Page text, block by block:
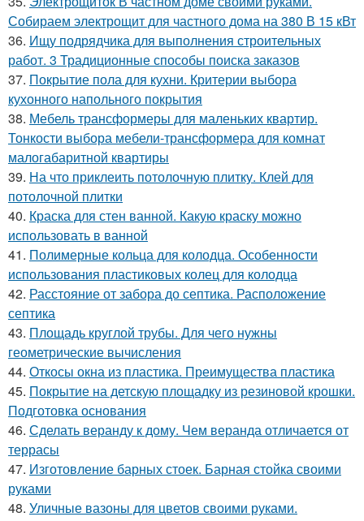
Собираем электрощит для частного дома на 380 В 15 кВт
36. Ищу подрядчика для выполнения строительных
работ. 3 Традиционные способы поиска заказов
37. Покрытие пола для кухни. Критерии выбора
кухонного напольного покрытия
38. Мебель трансформеры для маленьких квартир.
Тонкости выбора мебели-трансформера для комнат
малогабаритной квартиры
39. На что приклеить потолочную плитку. Клей для
потолочной плитки
40. Краска для стен ванной. Какую краску можно
использовать в ванной
41. Полимерные кольца для колодца. Особенности
использования пластиковых колец для колодца
42. Расстояние от забора до септика. Расположение
септика
43. Площадь круглой трубы. Для чего нужны
геометрические вычисления
44. Откосы окна из пластика. Преимущества пластика
45. Покрытие на детскую площадку из резиновой крошки.
Подготовка основания
46. Сделать веранду к дому. Чем веранда отличается от
террасы
47. Изготовление барных стоек. Барная стойка своими
руками
48. Уличные вазоны для цветов своими руками.